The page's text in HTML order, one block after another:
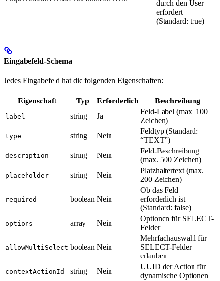
durch den User
erfordert
(Standard: true)
Eingabefeld-Schema
Jedes Eingabefeld hat die folgenden Eigenschaften:
Eigenschaft Typ Erforderlich Beschreibung
label string Ja
Feld-Label (max. 100
Zeichen)
type string Nein
Feldtyp (Standard:
“TEXT”)
description string Nein
Feld-Beschreibung
(max. 500 Zeichen)
placeholder string Nein
Platzhaltertext (max.
200 Zeichen)
required boolean Nein
Ob das Feld
erforderlich ist
(Standard: false)
options array Nein
Optionen für SELECT-
Felder
allowMultiSelect boolean Nein
Mehrfachauswahl für
SELECT-Felder
erlauben
contextActionId string Nein
UUID der Action für
dynamische Optionen